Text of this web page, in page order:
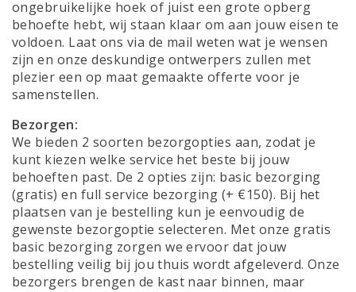
ongebruikelijke hoek of juist een grote opberg
behoefte hebt, wij staan klaar om aan jouw eisen te
voldoen. Laat ons via de mail weten wat je wensen
zijn en onze deskundige ontwerpers zullen met
plezier een op maat gemaakte offerte voor je
samenstellen.
Bezorgen:
We bieden 2 soorten bezorgopties aan, zodat je
kunt kiezen welke service het beste bij jouw
behoeften past. De 2 opties zijn: basic bezorging
(gratis) en full service bezorging (+ €150). Bij het
plaatsen van je bestelling kun je eenvoudig de
gewenste bezorgoptie selecteren. Met onze gratis
basic bezorging zorgen we ervoor dat jouw
bestelling veilig bij jou thuis wordt afgeleverd. Onze
bezorgers brengen de kast naar binnen, maar